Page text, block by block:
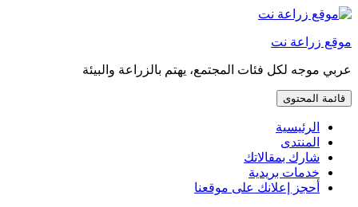
إذهب
إلى
موقع زراعة نت
عربي موجه لكل فئات المجتمع، يهتم بالزراعة والبيئة
قائمة المحتوى
الرئيسية
المنتدى
شارك بمقالاتك
خدمات بريدية
أحجز إعلانك على موقعنا